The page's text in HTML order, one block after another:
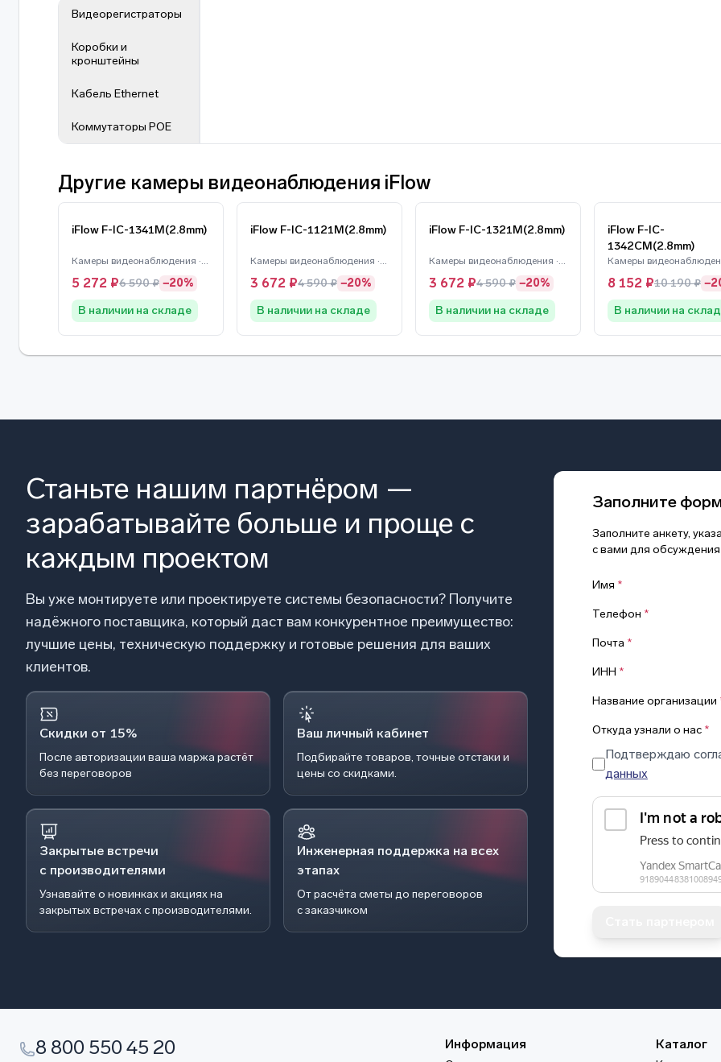
Видеорегистраторы
Коробки и
кронштейны
Кабель Ethernet
Коммутаторы POE
Другие камеры видеонаблюдения iFlow
iFlow F-IC-1341M(2.8mm)
Камеры видеонаблюдения · iFlow
5 272 ₽6 590 ₽ −20%
В наличии на складе
iFlow F-IC-1121M(2.8mm)
Камеры видеонаблюдения · iFlow
3 672 ₽4 590 ₽ −20%
В наличии на складе
iFlow F-IC-1321M(2.8mm)
Камеры видеонаблюдения · iFlow
3 672 ₽4 590 ₽ −20%
В наличии на складе
iFlow F-IC-
1342CM(2.8mm)
8 152 ₽10 190 ₽
В наличии на
Станьте нашим партнёром —
зарабатывайте больше и проще с
каждым проектом
Вы уже монтируете или проектируете системы безопасности? Получите
надёжного поставщика, который даст вам конкурентное преимущество:
лучшие цены, техническую поддержку и готовые решения для ваших
клиентов.
Скидки от 15%
После авторизации ваша маржа растёт
без переговоров
Ваш личный кабинет
Подбирайте товаров, точные отстаки и
цены со скидками.
Закрытые встречи
с производителями
Узнавайте о новинках и акциях на
закрытых встречах с производителями.
Инженерная поддержка на всех
этапах
От расчёта сметы до переговоров
с заказчиком
Заполните
Заполните анкету,
с вами для обсуждения
Имя *
Телефон *
Почта *
ИНН *
Название организации
Откуда узнали о нас *
Подтверждаю
данных
8 800 550 45 20 Информация Каталог